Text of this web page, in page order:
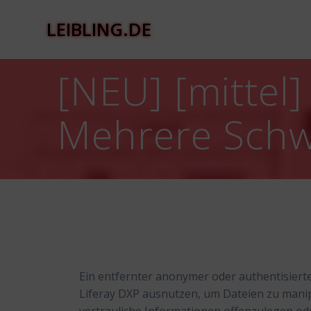
LEIBLING.DE
[NEU]
Mehrere
Ein entfernter anonymer oder
Liferay DXP ausnutzen, um Dateien zu